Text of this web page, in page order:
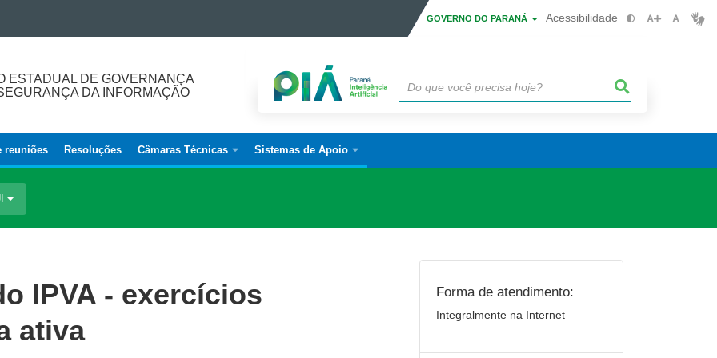
GOVERNO DO PARANÁ Acessibilidade
ESTADUAL DE GOVERNANÇA
DA INFORMAÇÃO
reuniões Resoluções Câmaras Técnicas Sistemas de Apoio
IPVA - exercícios
ativa
Forma de atendimento:
Integralmente na Internet